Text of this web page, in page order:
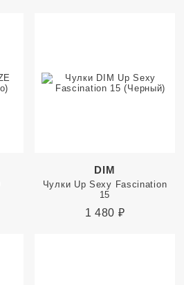
DIM
Чулки Up Sexy Fascination
15
1 480 ₽